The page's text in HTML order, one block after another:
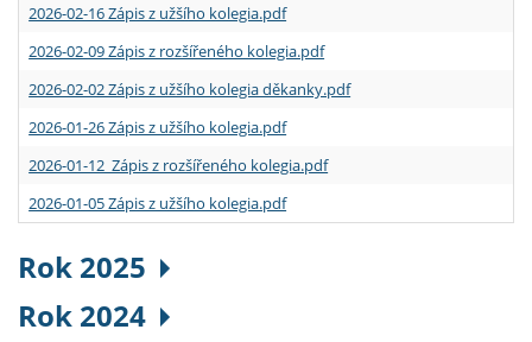
2026-02-16 Zápis z užšího kolegia.pdf
2026-02-09 Zápis z rozšířeného kolegia.pdf
2026-02-02 Zápis z užšího kolegia děkanky.pdf
2026-01-26 Zápis z užšího kolegia.pdf
2026-01-12 Zápis z rozšířeného kolegia.pdf
2026-01-05 Zápis z užšího kolegia.pdf
Rok 2025
Rok 2024